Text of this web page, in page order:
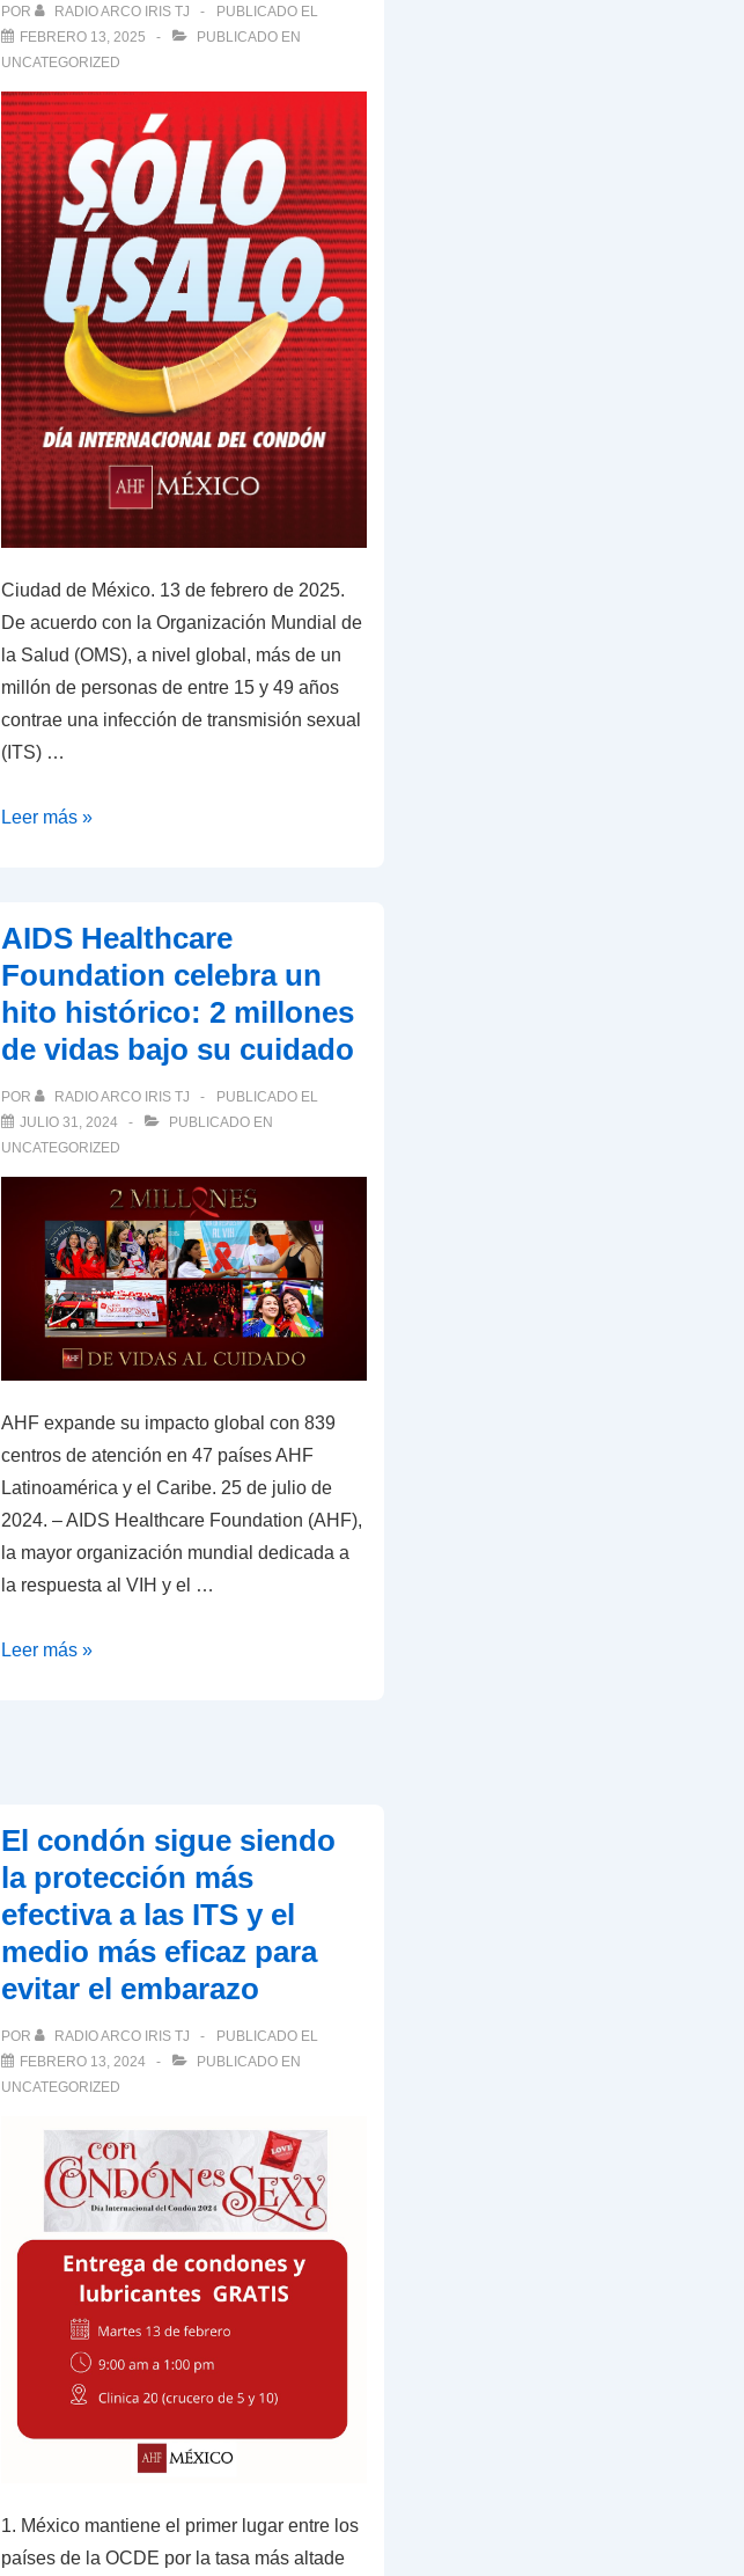
POR RADIO ARCO IRIS TJ
PUBLICADO EL
FEBRERO 13, 2025
PUBLICADO EN
UNCATEGORIZED
Ciudad de México. 13 de febrero de 2025.
De acuerdo con la Organización Mundial de
la Salud (OMS), a nivel global, más de un
millón de personas de entre 15 y 49 años
contrae una infección de transmisión sexual
(ITS) …
Día
2025:
¡Sólo
Úsalo!
Leer más »
AIDS Healthcare
Foundation celebra un
hito histórico: 2 millones
de vidas bajo su cuidado
POR RADIO ARCO IRIS TJ
PUBLICADO EL
JULIO 31, 2024
PUBLICADO EN
UNCATEGORIZED
AHF expande su impacto global con 839
centros de atención en 47 países AHF
Latinoamérica y el Caribe. 25 de julio de
2024. – AIDS Healthcare Foundation (AHF),
la mayor organización mundial dedicada a
la respuesta al VIH y el …
AIDS
histórico:
millones
vidas
bajo
su
cuidado
Leer más »
El condón sigue siendo
la protección más
efectiva a las ITS y el
medio más eficaz para
evitar el embarazo
POR RADIO ARCO IRIS TJ
PUBLICADO EL
FEBRERO 13, 2024
PUBLICADO EN
UNCATEGORIZED
1. México mantiene el primer lugar entre los
países de la OCDE por la tasa más altade